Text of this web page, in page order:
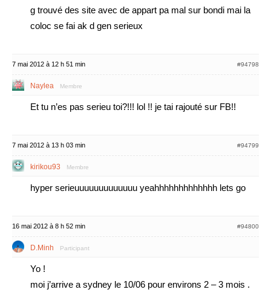
g trouvé des site avec de appart pa mal sur bondi mai la
coloc se fai ak d gen serieux
7 mai 2012 à 12 h 51 min #94798
Naylea Membre
Et tu n’es pas serieu toi?!!! lol !! je tai rajouté sur FB!!
7 mai 2012 à 13 h 03 min #94799
kirikou93 Membre
hyper serieuuuuuuuuuuuuu yeahhhhhhhhhhhhh lets go
16 mai 2012 à 8 h 52 min #94800
D.Minh Participant
Yo !
moi j’arrive a sydney le 10/06 pour environs 2 – 3 mois .